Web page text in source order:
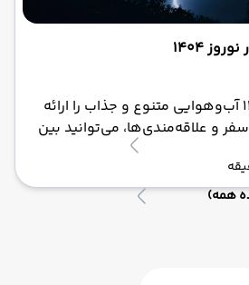
همه)
1404
سریلانکا در نوروز ۱۴۰۴ آب‌وهوایی متنوع و جذاب را ارائه
و علاقه‌مندی‌ها، می‌توانید بین
خنک یا شهرهای تاریخی
مناسب، سفر شما به
به‌یادماندنی باشد. تور سریلانکا
در این جزیره زیبا باشد.